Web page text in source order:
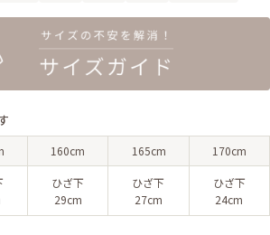
160cm 165cm 170cm
ひざ下
29cm
ひざ下
27cm
ひざ下
24cm